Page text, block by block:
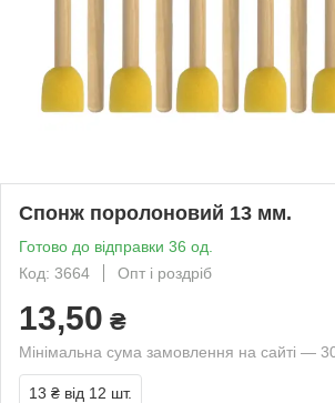
Спонж поролоновий 13 мм.
Готово до відправки 36 од.
Код: 3664
Опт і роздріб
13,50 ₴
Мінімальна сума замовлення на сайті —
13 ₴ від 12 шт.